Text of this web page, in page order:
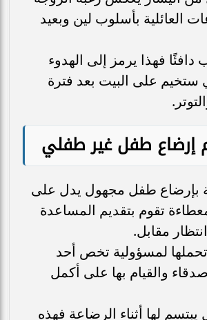
العائلية بأسلوب لين وبعيد
دافئًا فهذا يرمز إلى الهدوء
ستخيم على البيت بعد فترة
إرضاع طفل غير طفلي
بإرضاع طفل مجهول يدل على
تقوم بتقديم المساعدة
مقابل.
لمسؤولية تخص أحد
والقيام بها على أكمل
يبتسم لها أثناء الرضاعة فهذه